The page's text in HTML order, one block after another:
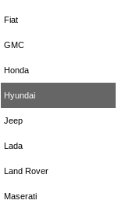
Fiat
GMC
Honda
Hyundai
Jeep
Lada
Land Rover
Maserati